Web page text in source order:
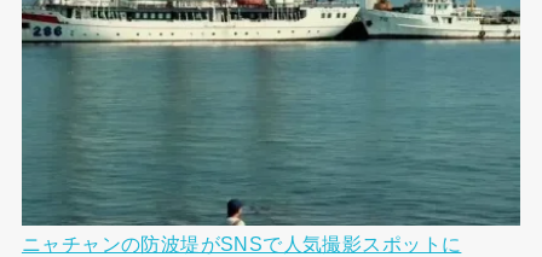
ニャチャンの防波堤がSNSで人気撮影スポットに